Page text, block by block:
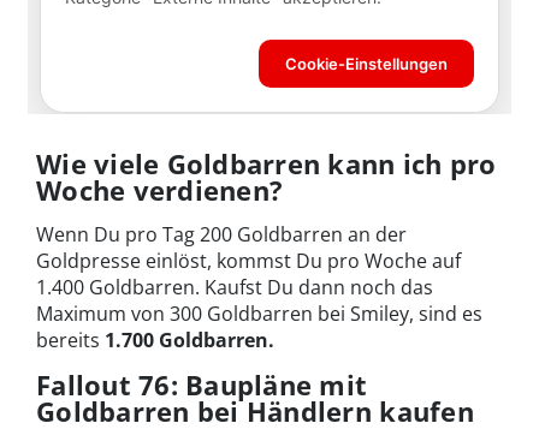
Wie viele Goldbarren kann ich pro
Woche verdienen?
Wenn Du pro Tag 200 Goldbarren an der
Goldpresse einlöst, kommst Du pro Woche auf
1.400 Goldbarren. Kaufst Du dann noch das
Maximum von 300 Goldbarren bei Smiley, sind es
bereits 1.700 Goldbarren.
Fallout 76: Baupläne mit
Goldbarren bei Händlern kaufen